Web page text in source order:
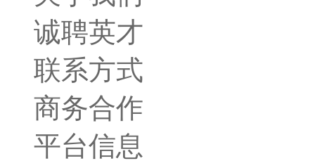
诚聘英才
联系方式
商务合作
平台信息